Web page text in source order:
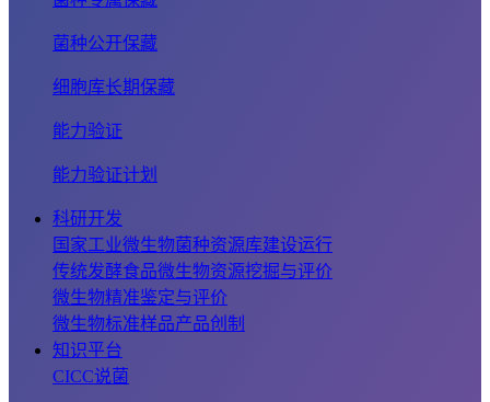
菌种公开保藏
细胞库长期保藏
能力验证
能力验证计划
科研开发
国家工业微生物菌种资源库建设运行
传统发酵食品微生物资源挖掘与评价
微生物精准鉴定与评价
微生物标准样品产品创制
知识平台
CICC说菌